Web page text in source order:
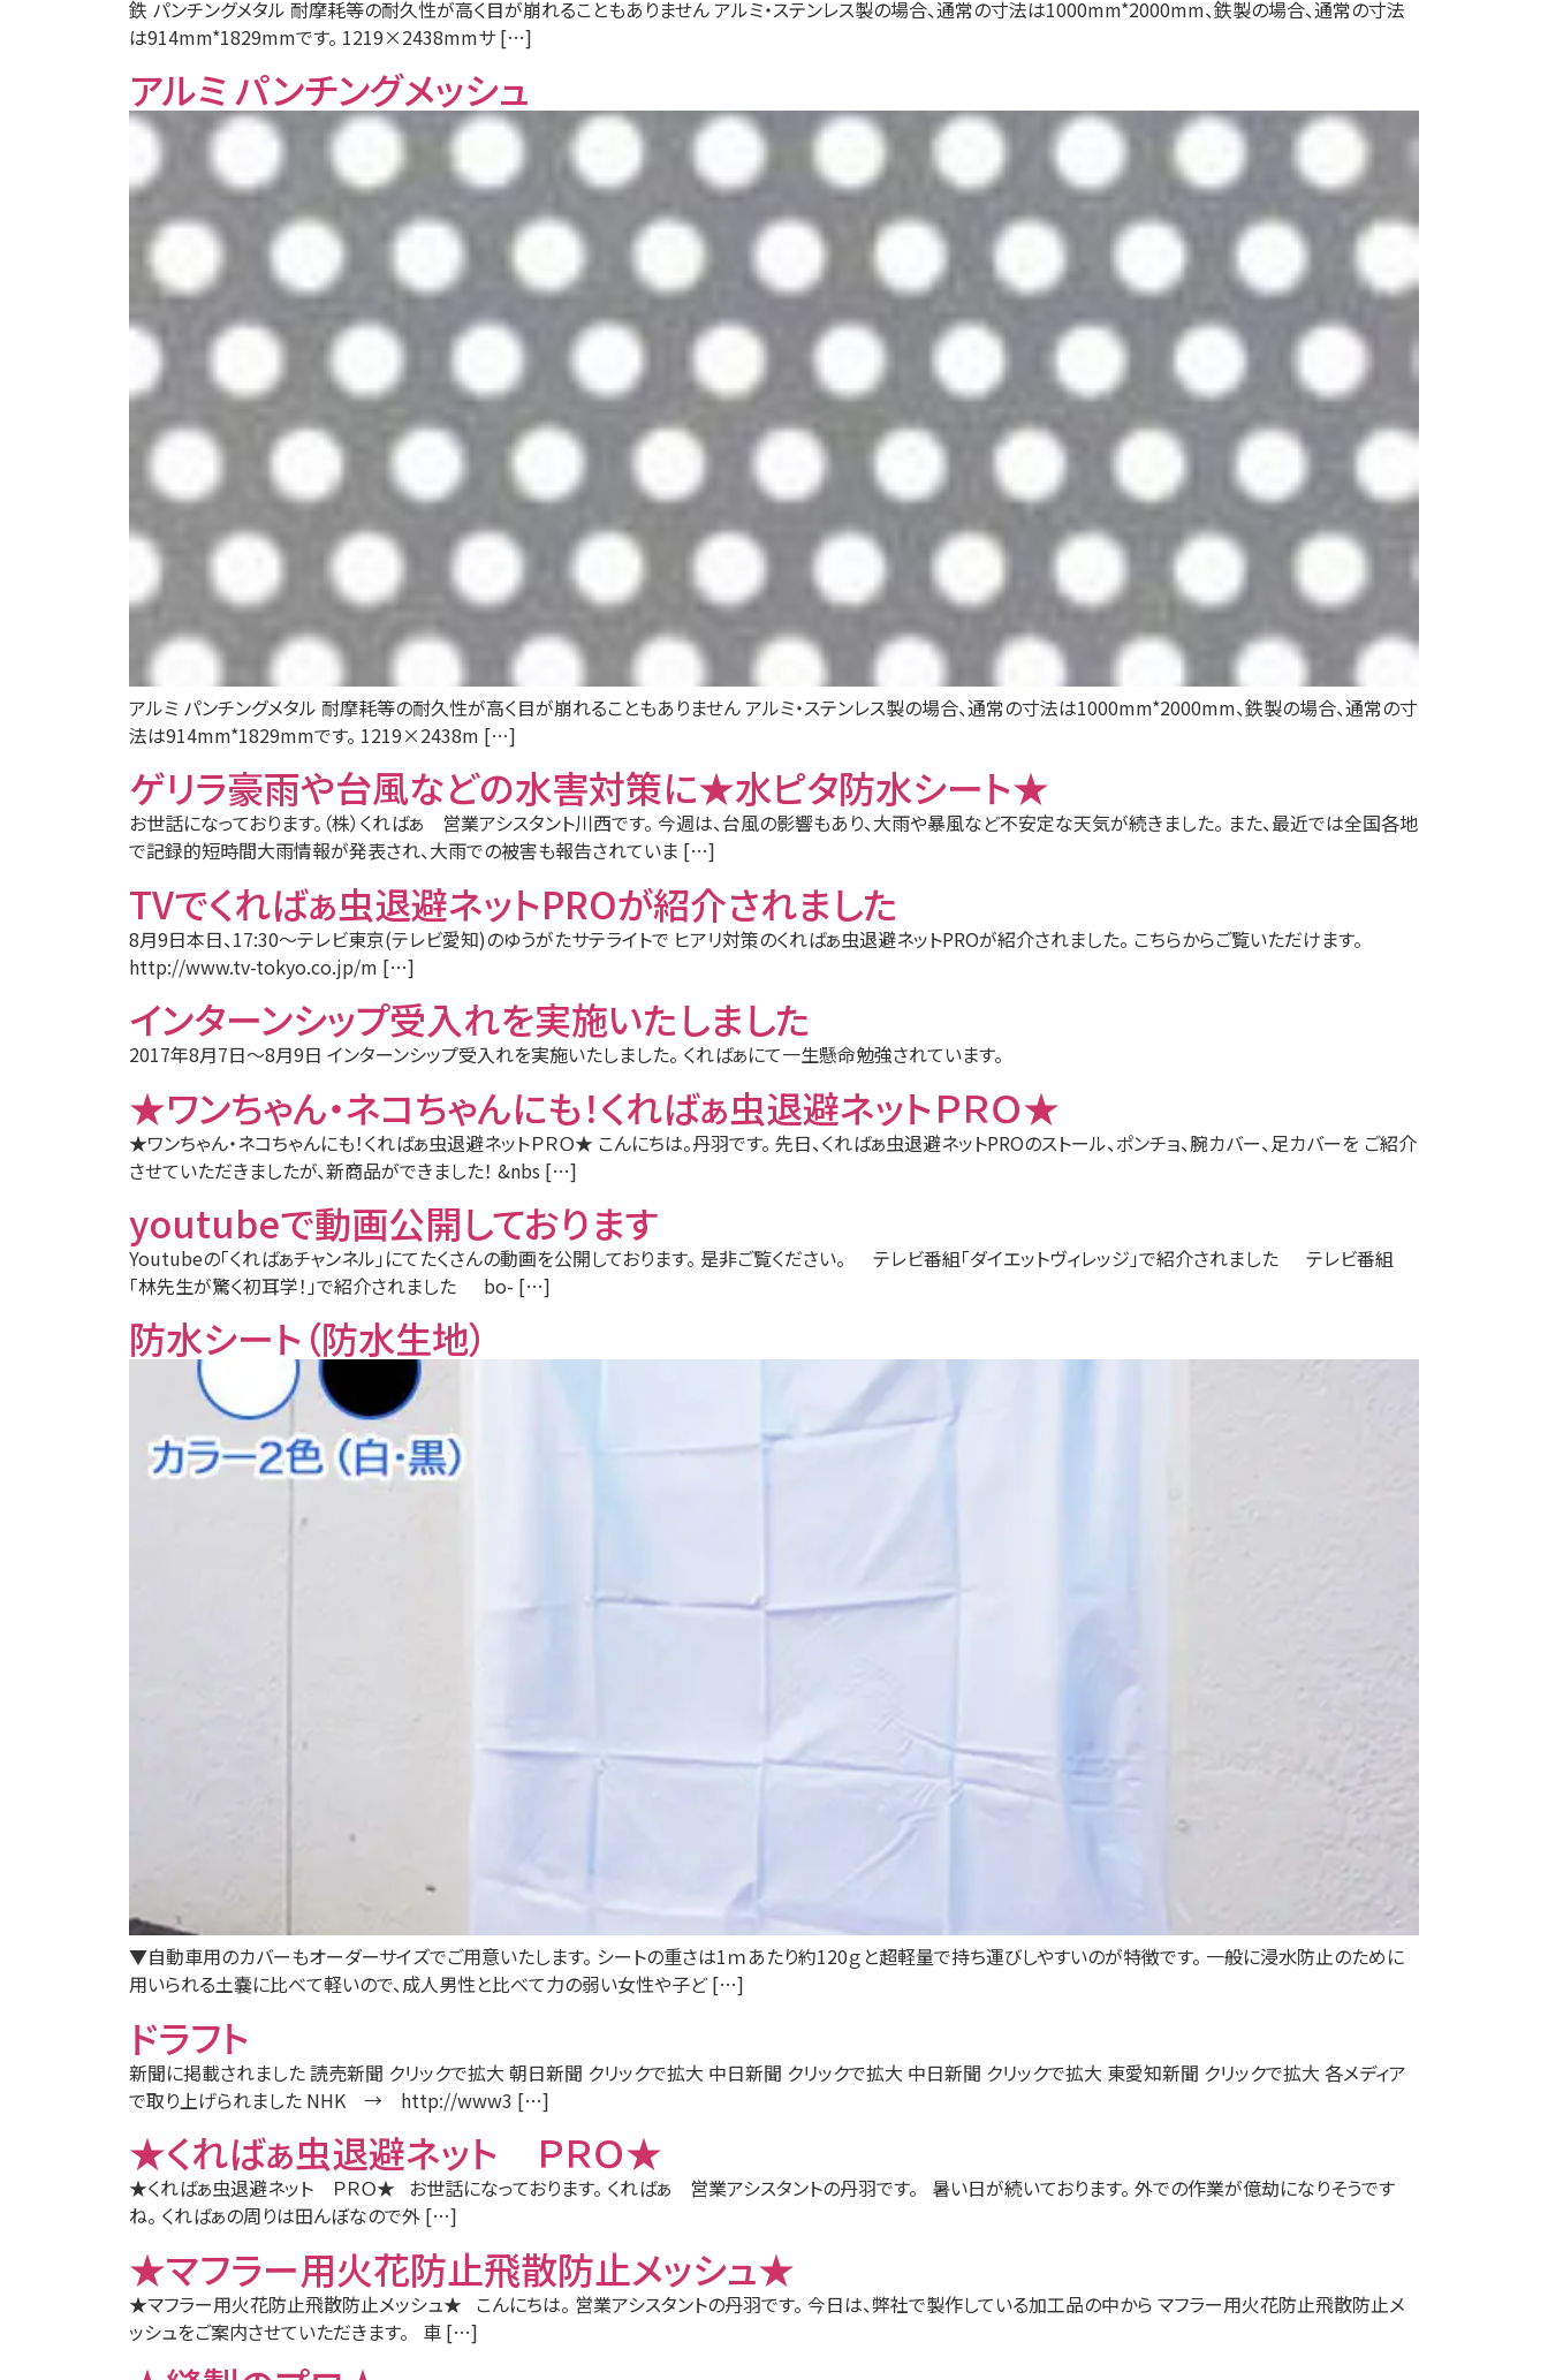
鉄 パンチングメタル 耐摩耗等の耐久性が高く目が崩れることもありません アルミ・ステンレス製の場合、通常の寸法は1000mm*2000mm、鉄製の場合、通常の寸法
は914mm*1829mmです。 1219×2438mmサ […]
アルミ パンチングメッシュ
アルミ パンチングメタル 耐摩耗等の耐久性が高く目が崩れることもありません アルミ・ステンレス製の場合、通常の寸法は1000mm*2000mm、鉄製の場合、通常の寸
法は914mm*1829mmです。 1219×2438m […]
ゲリラ豪雨や台風などの水害対策に★水ピタ防水シート★
お世話になっております。（株）くればぁ 営業アシスタント川西です。 今週は、台風の影響もあり、大雨や暴風など不安定な天気が続きました。 また、最近では全国各地
で記録的短時間大雨情報が発表され、大雨での被害も報告されていま […]
TVでくればぁ虫退避ネットPROが紹介されました
8月9日本日、17:30〜テレビ東京(テレビ愛知)のゆうがたサテライトで ヒアリ対策のくればぁ虫退避ネットPROが紹介されました。 こちらからご覧いただけます。
http://www.tv-tokyo.co.jp/m […]
インターンシップ受入れを実施いたしました
2017年8月7日～8月9日 インターンシップ受入れを実施いたしました。 くればぁにて一生懸命勉強されています。
★ワンちゃん・ネコちゃんにも！くればぁ虫退避ネットＰＲＯ★
★ワンちゃん・ネコちゃんにも！くればぁ虫退避ネットＰＲＯ★ こんにちは。丹羽です。 先日、くればぁ虫退避ネットPROのストール、ポンチョ、腕カバー、足カバーを ご紹介
させていただきましたが、新商品ができました！ &nbs […]
youtubeで動画公開しております
Youtubeの「くればぁチャンネル」にてたくさんの動画を公開しております。 是非ご覧ください。 テレビ番組「ダイエットヴィレッジ」で紹介されました テレビ番組
「林先生が驚く初耳学！」で紹介されました bo- […]
防水シート（防水生地）
▼自動車用のカバーもオーダーサイズでご用意いたします。 シートの重さは1ｍあたり約120ｇと超軽量で持ち運びしやすいのが特徴です。 一般に浸水防止のために
用いられる土嚢に比べて軽いので、成人男性と比べて力の弱い女性や子ど […]
ドラフト
新聞に掲載されました 読売新聞 クリックで拡大 朝日新聞 クリックで拡大 中日新聞 クリックで拡大 中日新聞 クリックで拡大 東愛知新聞 クリックで拡大 各メディア
で取り上げられました NHK → http://www3 […]
★くればぁ虫退避ネット ＰＲＯ★
★くればぁ虫退避ネット ＰＲＯ★ お世話になっております。 くればぁ 営業アシスタントの丹羽です。 暑い日が続いております。 外での作業が億劫になりそうです
ね。 くればぁの周りは田んぼなので外 […]
★マフラー用火花防止飛散防止メッシュ★
★マフラー用火花防止飛散防止メッシュ★ こんにちは。 営業アシスタントの丹羽です。 今日は、弊社で製作している加工品の中から マフラー用火花防止飛散防止メ
ッシュをご案内させていただきます。 車 […]